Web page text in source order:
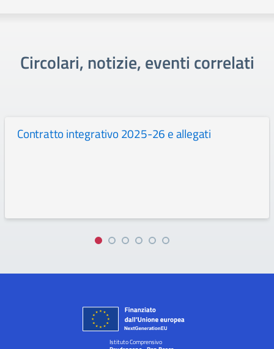
Circolari, notizie, eventi correlati
Contratto integrativo 2025-26 e allegati
Istituto Comprensivo